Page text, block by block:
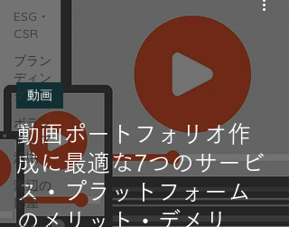
ESG・
CSR
ブラン
ディン
グ
ボラン
ティア
活動
海辺の
部屋
動画ポートフォリオ作
成に最適な7つのサービ
ス・プラットフォーム
のメリット・デメリッ
動画